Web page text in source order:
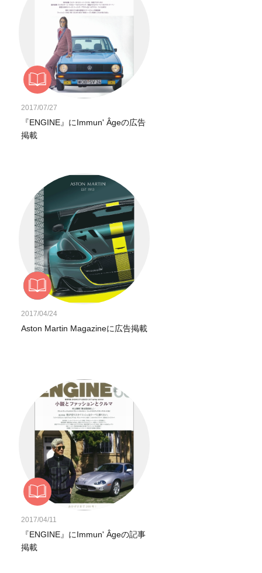
2017/07/27
『ENGINE』にImmun' Âgeの広告
掲載
2017/04/24
Aston Martin Magazineに広告掲載
2017/04/11
『ENGINE』にImmun' Âgeの記事
掲載